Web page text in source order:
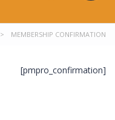
> MEMBERSHIP CONFIRMATION
[pmpro_confirmation]